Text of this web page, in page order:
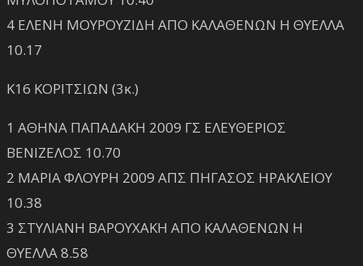
4 ΕΛΕΝΗ ΜΟΥΡΟΥΖΙΔΗ ΑΠΟ ΚΑΛΑΘΕΝΩΝ Η ΘΥΕΛΛΑ
10.17
Κ16 ΚΟΡΙΤΣΙΩΝ (3κ.)
1 ΑΘΗΝΑ ΠΑΠΑΔΑΚΗ 2009 ΓΣ ΕΛΕΥΘΕΡΙΟΣ
ΒΕΝΙΖΕΛΟΣ 10.70
2 ΜΑΡΙΑ ΦΛΟΥΡΗ 2009 ΑΠΣ ΠΗΓΑΣΟΣ ΗΡΑΚΛΕΙΟΥ
10.38
3 ΣΤΥΛΙΑΝΗ ΒΑΡΟΥΧΑΚΗ ΑΠΟ ΚΑΛΑΘΕΝΩΝ Η
ΘΥΕΛΛΑ 8.58